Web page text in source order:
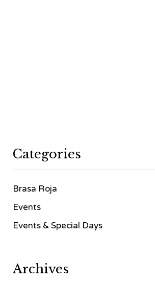
Categories
Brasa Roja
Events
Events & Special Days
Archives